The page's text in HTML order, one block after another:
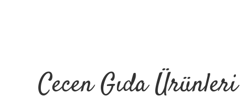
Cecen Gıda Ürünleri